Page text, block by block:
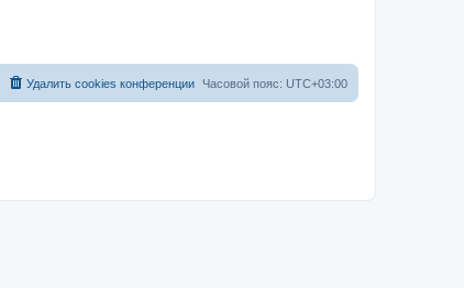
Часовой пояс: UTC+03:00
Удалить cookies конференции